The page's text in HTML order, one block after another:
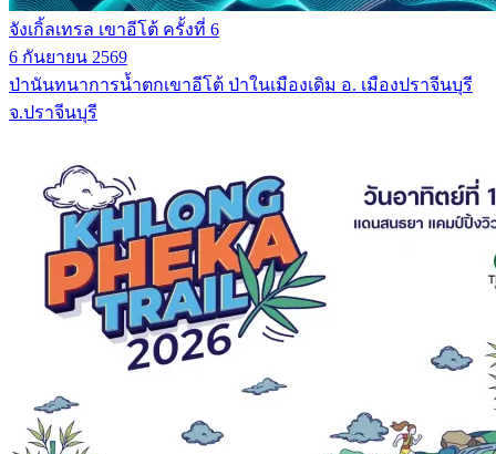
จังเกิ้ลเทรล เขาอีโต้ ครั้งที่ 6
6 กันยายน 2569
ป่านันทนาการน้ำตกเขาอีโต้ ป่าในเมืองเดิม อ. เมืองปราจีนบุรี
จ.ปราจีนบุรี